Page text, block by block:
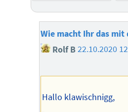
Wie macht Ihr das mit
Rolf B22.10.2020
Hallo klawischnigg,